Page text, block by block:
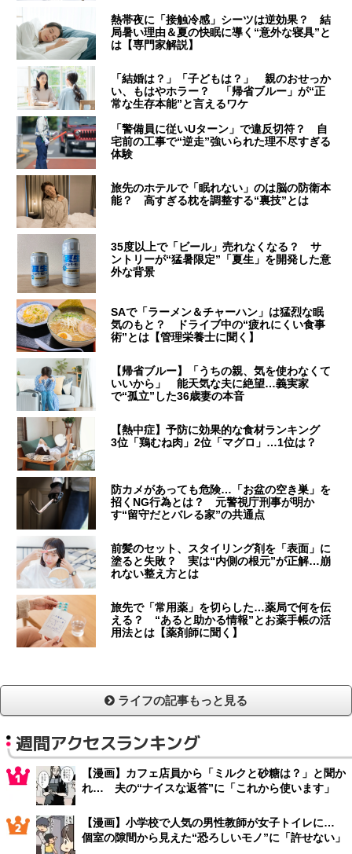
熱帯夜に「接触冷感」シーツは逆効果？ 結
局暑い理由＆夏の快眠に導く“意外な寝具”と
は【専門家解説】
「結婚は？」「子どもは？」 親のおせっか
い、もはやホラー？ 「帰省ブルー」が“正
常な生存本能”と言えるワケ
「警備員に従いUターン」で違反切符？ 自
宅前の工事で“逆走”強いられた理不尽すぎる
体験
旅先のホテルで「眠れない」のは脳の防衛本
能？ 高すぎる枕を調整する“裏技”とは
35度以上で「ビール」売れなくなる？ サ
ントリーが“猛暑限定”「夏生」を開発した意
外な背景
SAで「ラーメン＆チャーハン」は猛烈な眠
気のもと？ ドライブ中の“疲れにくい食事
術”とは【管理栄養士に聞く】
【帰省ブルー】「うちの親、気を使わなくて
いいから」 能天気な夫に絶望…義実家
で“孤立”した36歳妻の本音
【熱中症】予防に効果的な食材ランキング
3位「鶏むね肉」2位「マグロ」…1位は？
防カメがあっても危険…「お盆の空き巣」を
招くNG行為とは？ 元警視庁刑事が明か
す“留守だとバレる家”の共通点
前髪のセット、スタイリング剤を「表面」に
塗ると失敗？ 実は“内側の根元”が正解…崩
れない整え方とは
旅先で「常用薬」を切らした…薬局で何を伝
える？ “あると助かる情報”とお薬手帳の活
用法とは【薬剤師に聞く】
ライフの記事もっと見る
週間アクセスランキング
【漫画】カフェ店員から「ミルクと砂糖は？」と聞か
れ… 夫の“ナイスな返答”に「これから使います」
【漫画】小学校で人気の男性教師が女子トイレに…
個室の隙間から見えた“恐ろしいモノ”に「許せない」